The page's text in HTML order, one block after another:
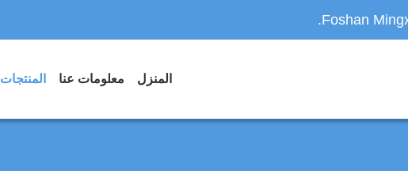
Foshan
المنزل معلومات عنا المنتجات